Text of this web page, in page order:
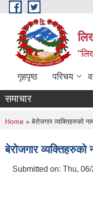
Skip to main content
गृहपृष्ठ परिचय
समाचार
You are here
Home » बेरोजगार व्यक्तिहरुको
बेरोजगार व्यक्तिहरुको
Submitted on: Thu,